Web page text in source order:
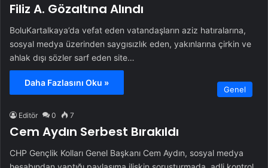
Filiz A. Gözaltına Alındı
BoluKartalkaya’da vefat eden vatandaşların aziz hatıralarına,
sosyal medya üzerinden saygısızlık eden, yakınlarına çirkin ve
ahlak dışı sözler sarf eden site…
Daha Fazlasını Oku »
Genel
Editör 0 7
Cem Aydın Serbest Bırakıldı
CHP Gençlik Kolları Genel Başkanı Cem Aydın, sosyal medya